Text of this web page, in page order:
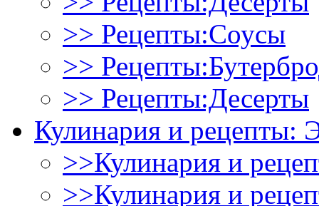
>> Рецепты:Соусы
>>
>> Рецепты:Десерты
Кулинария и рецепты:
>>Кулинария и
>>Кулинария и